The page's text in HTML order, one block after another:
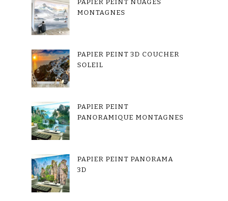
PAPIER PEINT NUAGES
MONTAGNES
PAPIER PEINT 3D COUCHER
SOLEIL
PAPIER PEINT
PANORAMIQUE MONTAGNES
PAPIER PEINT PANORAMA
3D